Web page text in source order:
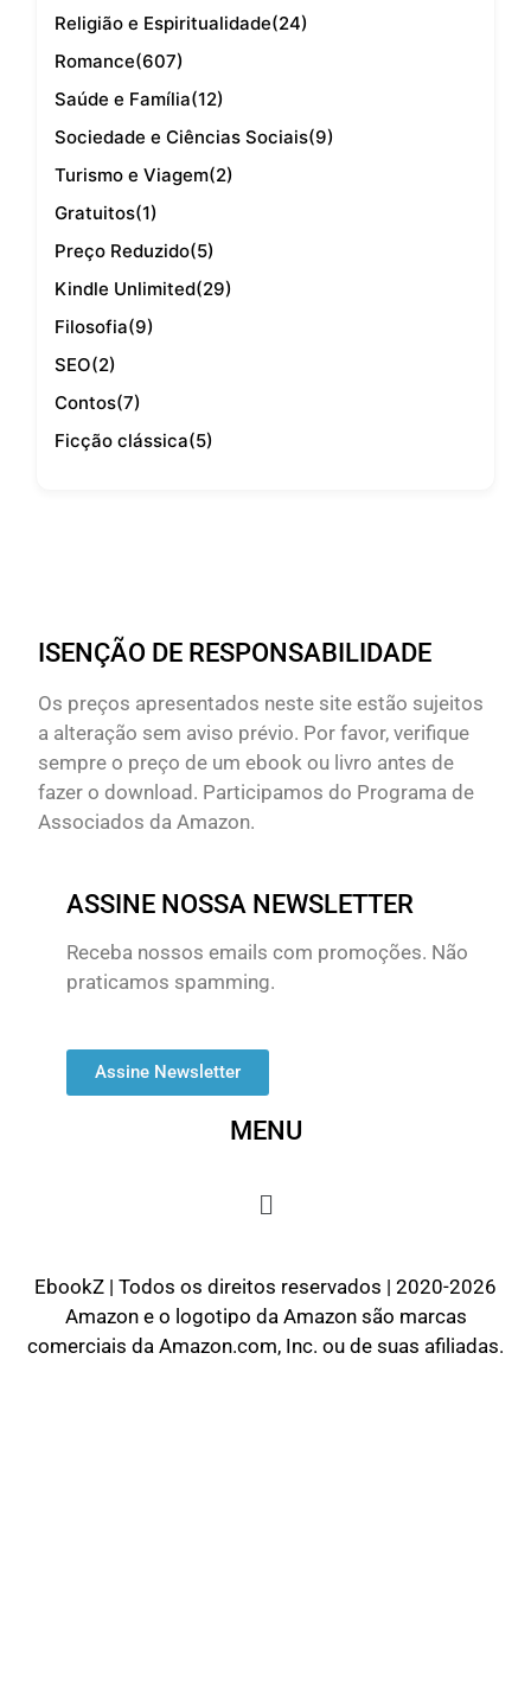
Religião e Espiritualidade(24)
Romance(607)
Saúde e Família(12)
Sociedade e Ciências Sociais(9)
Turismo e Viagem(2)
Gratuitos(1)
Preço Reduzido(5)
Kindle Unlimited(29)
Filosofia(9)
SEO(2)
Contos(7)
Ficção clássica(5)
ISENÇÃO DE RESPONSABILIDADE
Os preços apresentados neste site estão sujeitos
a alteração sem aviso prévio. Por favor, verifique
sempre o preço de um ebook ou livro antes de
fazer o download. Participamos do Programa de
Associados da Amazon.
ASSINE NOSSA NEWSLETTER
Receba nossos emails com promoções. Não
praticamos spamming.
Assine Newsletter
MENU
EbookZ | Todos os direitos reservados | 2020-2026
Amazon e o logotipo da Amazon são marcas
comerciais da Amazon.com, Inc. ou de suas afiliadas.